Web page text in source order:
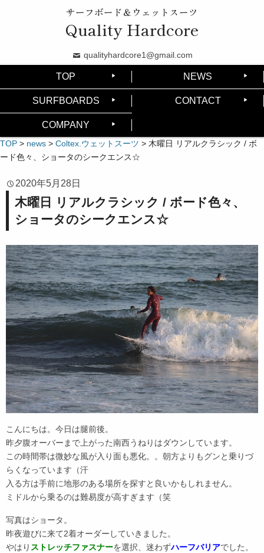
サーフボード＆ウェットスーツ
Quality Hardcore
qualityhardcore1@gmail.com
TOP NEWS
SURFBOARDS CONTACT
COMPANY
TOP > news > Coltex.ウェットスーツ > 木曜日 リアルクラシック / ボ
ード色々、ショータのシークエンス☆
2020年5月28日
木曜日 リアルクラシック / ボード色々、
ショータのシークエンス☆
こんにちは。今日は腿前後。
昨夕腹オーバーまで上がった南西うねりはダウンしています。
この時間帯は微妙な風が入り面も悪化。。朝方よりもグンと乗りづ
らくなっています（汗
入る方は手前に地形のある場所を探すと良いかもしれません。
ミドルから乗るのは難易度が高すぎます（笑
写真はショータ。
昨夜遊びに来て2着オーダーしていきました。
やはり ストレッチファスナーを選択、迷わずハーフバリアでした。